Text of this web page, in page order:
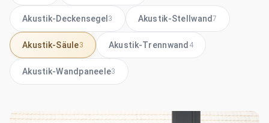
Akustik-Deckensegel 3 Akustik-Stellwand7
Akustik-Säule3 Akustik-Trennwand 4
Akustik-Wandpaneele3